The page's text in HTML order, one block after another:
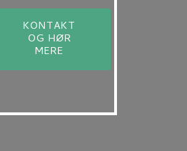
KONTAKT
OG HØR
MERE